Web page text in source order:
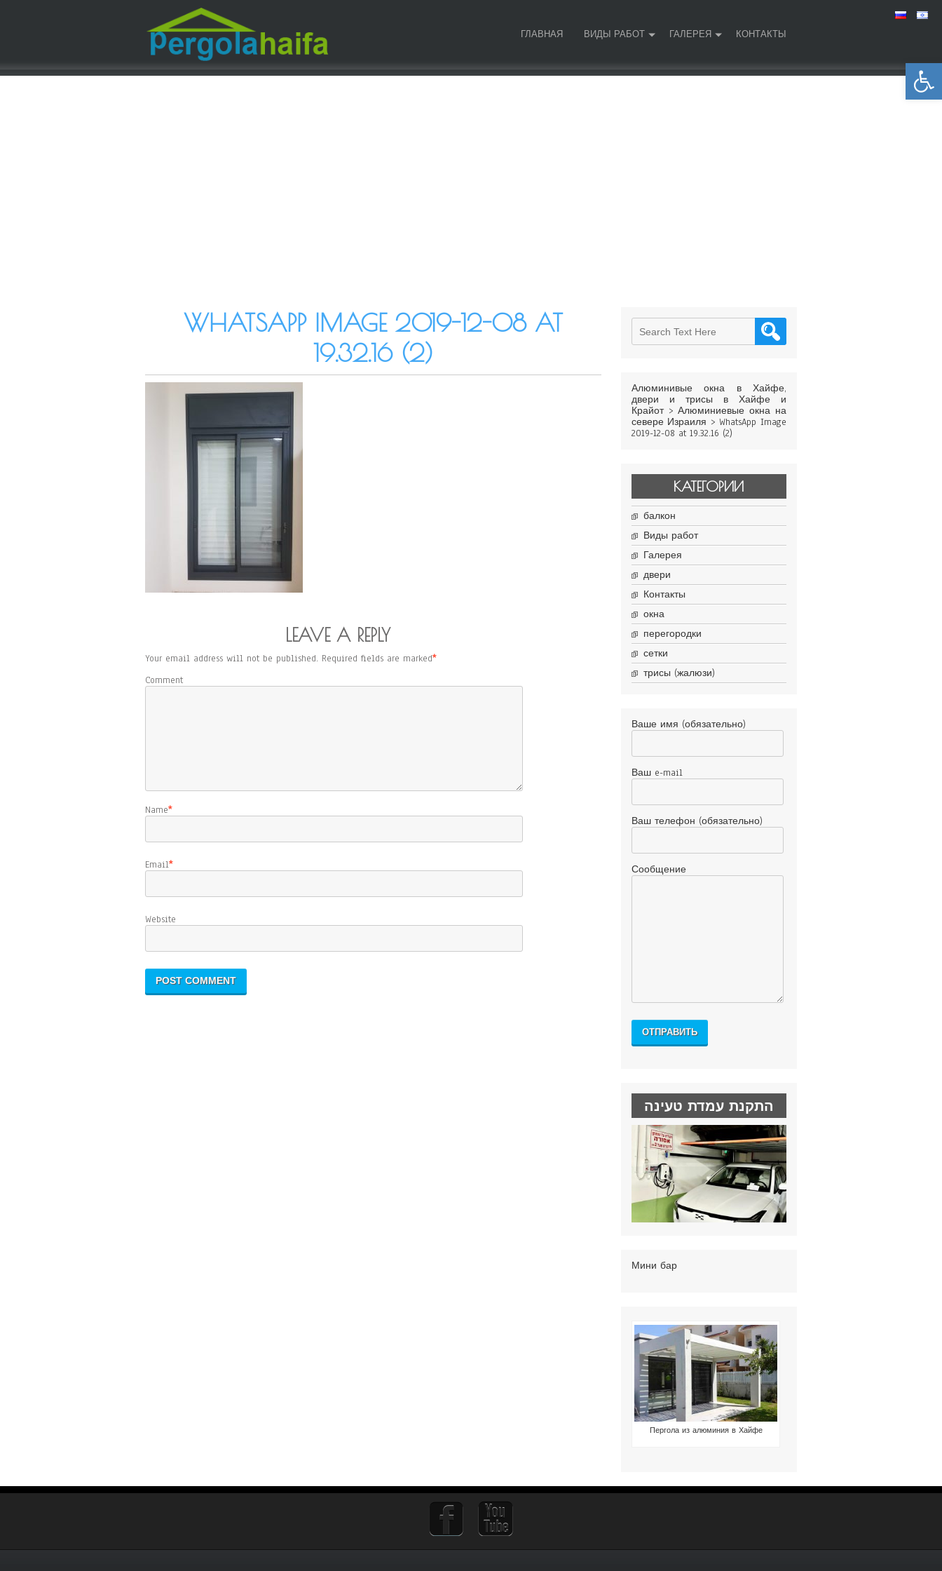
Открыть панель инструментов
ГЛАВНАЯ ВИДЫ РАБОТ ГАЛЕРЕЯ КОНТАКТЫ
WHATSAPP IMAGE 2019-12-08 AT
19.32.16 (2)
LEAVE A REPLY
Your email address will not be published. Required fields are marked*
Comment
Name*
Email*
Website
Алюминивые окна в Хайфе,
двери и трисы в Хайфе и
Крайот>Алюминиевые окна на
севере Израиля >WhatsApp Image
2019-12-08 at 19.32.16 (2)
КАТЕГОРИИ
балкон
Виды работ
Галерея
двери
Контакты
окна
перегородки
сетки
трисы (жалюзи)
Ваше имя (обязательно)
Ваш e-mail
Ваш телефон (обязательно)
Сообщение
התקנת עמדת טעינה
Мини бар
Пергола из алюминия в Хайфе